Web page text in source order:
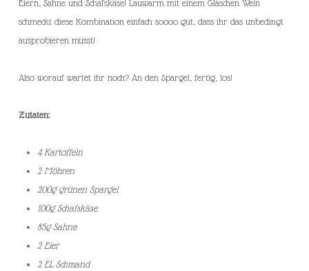
Eiern, Sahne und Schafskäse! Lauwarm mit einem Gläschen Wein
schmeckt diese Kombination einfach soooo gut, dass ihr das unbedingt
ausprobieren müsst!
Also worauf wartet ihr noch? An den Spargel, fertig, los!
Zutaten:
4 Kartoffeln
2 Möhren
200g grünen Spargel
100g Schafskäse
85g Sahne
2 Eier
2 EL Schmand